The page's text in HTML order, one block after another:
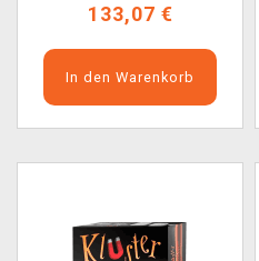
133,07 €
In den Warenkorb